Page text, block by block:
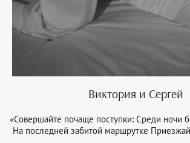
Виктория и Сергей
«Совершайте почаще поступки: Среди ночи
На последней забитой маршрутке